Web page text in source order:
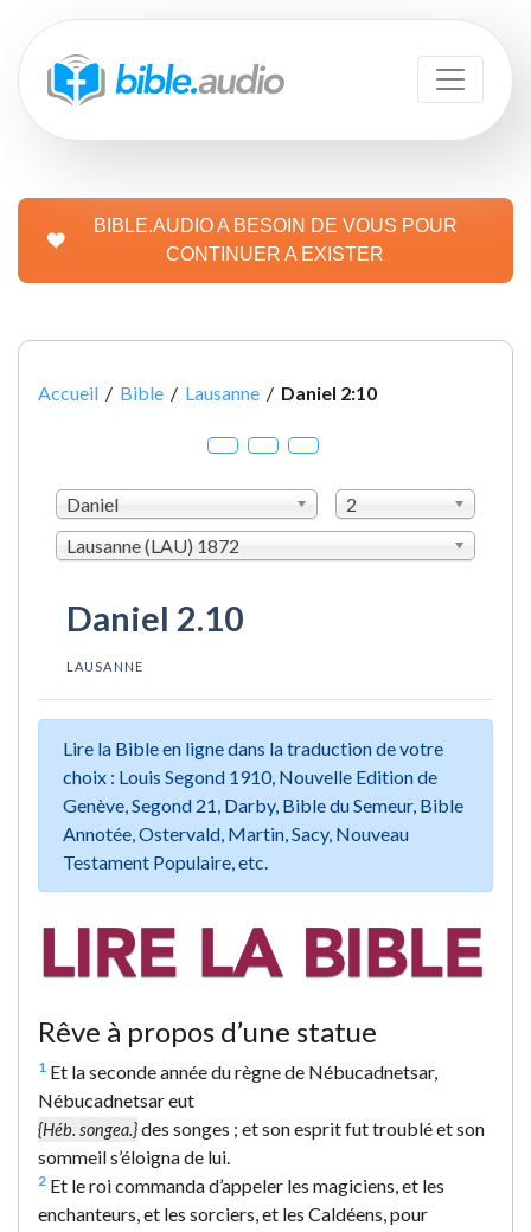
BIBLE.AUDIO A BESOIN DE VOUS POUR
CONTINUER A EXISTER
Accueil / Bible / Lausanne / Daniel 2:10
Daniel
2
Lausanne (LAU) 1872
Daniel 2.10
LAUSANNE
Lire la Bible en ligne dans la traduction de votre
choix : Louis Segond 1910, Nouvelle Edition de
Genève, Segond 21, Darby, Bible du Semeur, Bible
Annotée, Ostervald, Martin, Sacy, Nouveau
Testament Populaire, etc.
Rêve à propos d’une statue
1 Et la seconde année du règne de Nébucadnetsar,
Nébucadnetsar eut
{Héb. songea.}des songes ; et son esprit fut troublé et son
sommeil s’éloigna de lui.
2 Et le roi commanda d’appeler les magiciens, et les
enchanteurs, et les sorciers, et les Caldéens, pour